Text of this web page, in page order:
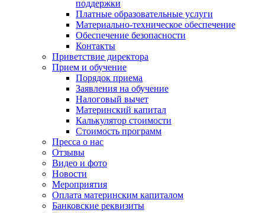
поддержки
Платные образовательные услуги
Материально-техническое обеспечение
Обеспечение безопасности
Контакты
Приветствие директора
Прием и обучение
Порядок приема
Заявления на обучение
Налоговый вычет
Материнский капитал
Калькулятор стоимости
Стоимость программ
Пресса о нас
Отзывы
Видео и фото
Новости
Мероприятия
Оплата материнским капиталом
Банковские реквизиты